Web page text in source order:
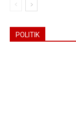
POLITIK